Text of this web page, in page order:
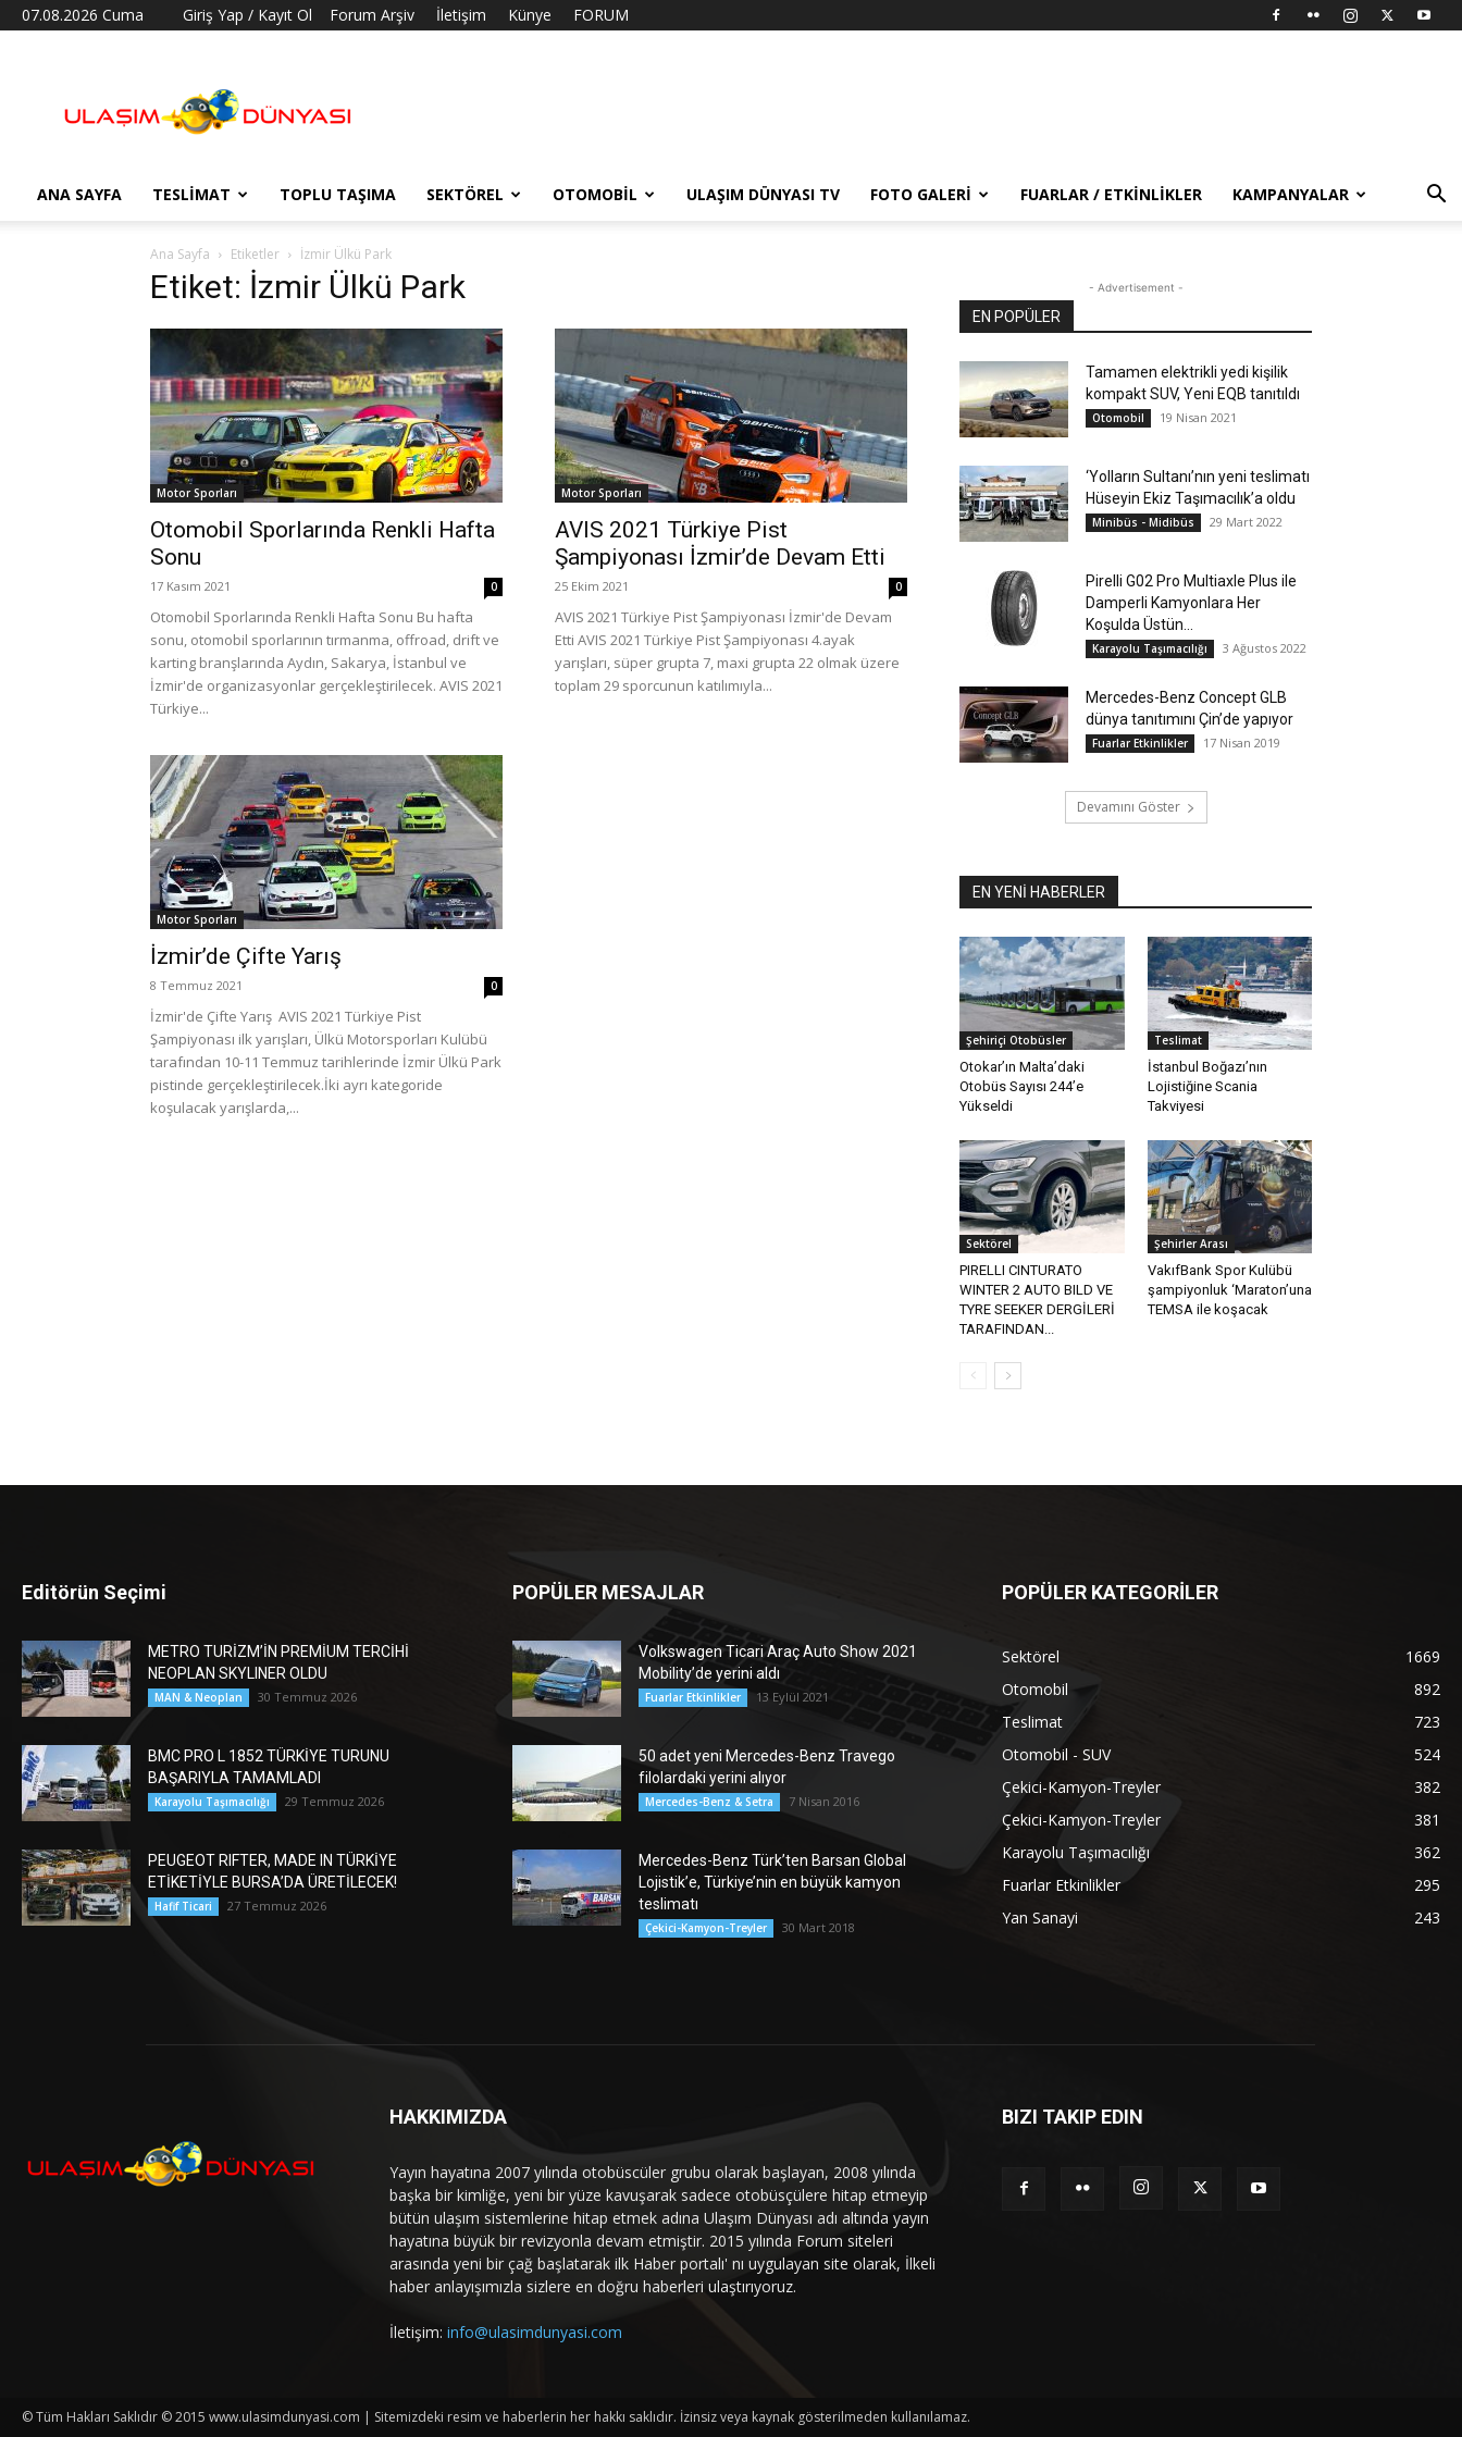
07.08.2026 Cuma Giriş Yap / Kayıt Ol Forum Arşiv İletişim Künye FORUM
Dünyası
ANA SAYFA TESLIMAT TOPLU TAŞIMA SEKTÖREL OTOMOBIL ULAŞIM DÜNYASI TV FOTO GALERI FUARLAR / ETKINLIKLER KAMPANYALAR
Ana Sayfa Etiketler İzmir Ülkü Park
Etiket: İzmir Ülkü Park
Motor Sporları
Otomobil Sporlarında Renkli Hafta
Sonu
17 Kasım 2021 0
Otomobil Sporlarında Renkli Hafta Sonu Bu hafta
sonu, otomobil sporlarının tırmanma, offroad, drift ve
karting branşlarında Aydın, Sakarya, İstanbul ve
İzmir'de organizasyonlar gerçekleştirilecek. AVIS 2021
Türkiye...
Motor Sporları
AVIS 2021 Türkiye Pist
Şampiyonası İzmir’de Devam Etti
25 Ekim 2021 0
AVIS 2021 Türkiye Pist Şampiyonası İzmir'de Devam
Etti AVIS 2021 Türkiye Pist Şampiyonası 4.ayak
yarışları, süper grupta 7, maxi grupta 22 olmak üzere
toplam 29 sporcunun katılımıyla...
Motor Sporları
İzmir’de Çifte Yarış
8 Temmuz 2021 0
İzmir'de Çifte Yarış AVIS 2021 Türkiye Pist
Şampiyonası ilk yarışları, Ülkü Motorsporları Kulübü
tarafından 10-11 Temmuz tarihlerinde İzmir Ülkü Park
pistinde gerçekleştirilecek.İki ayrı kategoride
koşulacak yarışlarda,...
- Advertisement -
EN POPÜLER
Tamamen elektrikli yedi kişilik
kompakt SUV, Yeni EQB tanıtıldı
Otomobil 19 Nisan 2021
‘Yolların Sultanı’nın yeni teslimatı
Hüseyin Ekiz Taşımacılık’a oldu
Minibüs - Midibüs 29 Mart 2022
Pirelli G02 Pro Multiaxle Plus ile
Damperli Kamyonlara Her
Koşulda Üstün...
Karayolu Taşımacılığı 3 Ağustos 2022
Mercedes-Benz Concept GLB
dünya tanıtımını Çin’de yapıyor
Fuarlar Etkinlikler 17 Nisan 2019
Devamını Göster
EN YENİ HABERLER
Şehiriçi Otobüsler
Otokar’ın Malta’daki
Otobüs Sayısı 244’e
Yükseldi
Teslimat
İstanbul Boğazı’nın
Lojistiğine Scania
Takviyesi
Sektörel
PIRELLI CINTURATO
WINTER 2 AUTO BILD VE
TYRE SEEKER DERGİLERİ
TARAFINDAN...
Şehirler Arası
VakıfBank Spor Kulübü
şampiyonluk ‘Maraton’una
TEMSA ile koşacak
Editörün Seçimi
METRO TURİZM’İN PREMİUM TERCİHİ
NEOPLAN SKYLINER OLDU
MAN & Neoplan 30 Temmuz 2026
BMC PRO L 1852 TÜRKİYE TURUNU
BAŞARIYLA TAMAMLADI
Karayolu Taşımacılığı 29 Temmuz 2026
PEUGEOT RIFTER, MADE IN TÜRKİYE
ETİKETİYLE BURSA’DA ÜRETİLECEK!
Hafif Ticari 27 Temmuz 2026
POPÜLER MESAJLAR
Volkswagen Ticari Araç Auto Show 2021
Mobility’de yerini aldı
Fuarlar Etkinlikler 13 Eylül 2021
50 adet yeni Mercedes-Benz Travego
filolardaki yerini alıyor
Mercedes-Benz & Setra 7 Nisan 2016
Mercedes-Benz Türk’ten Barsan Global
Lojistik’e, Türkiye’nin en büyük kamyon
teslimatı
Çekici-Kamyon-Treyler 30 Mart 2018
POPÜLER KATEGORİLER
Sektörel
1669
Otomobil
892
Teslimat
723
Otomobil - SUV
524
Çekici-Kamyon-Treyler
382
Çekici-Kamyon-Treyler
381
Karayolu Taşımacılığı
362
Fuarlar Etkinlikler
295
Yan Sanayi
243
HAKKIMIZDA
Yayın hayatına 2007 yılında otobüscüler grubu olarak başlayan, 2008 yılında
başka bir kimliğe, yeni bir yüze kavuşarak sadece otobüsçülere hitap etmeyip
bütün ulaşım sistemlerine hitap etmek adına Ulaşım Dünyası adı altında yayın
hayatına büyük bir revizyonla devam etmiştir. 2015 yılında Forum siteleri
arasında yeni bir çağ başlatarak ilk Haber portalı' nı uygulayan site olarak, İlkeli
haber anlayışımızla sizlere en doğru haberleri ulaştırıyoruz.
İletişim: info@ulasimdunyasi.com
BIZI TAKIP EDIN
© Tüm Hakları Saklıdır © 2015 www.ulasimdunyasi.com | Sitemizdeki resim ve haberlerin her hakkı saklıdır. İzinsiz veya kaynak gösterilmeden kullanılamaz.